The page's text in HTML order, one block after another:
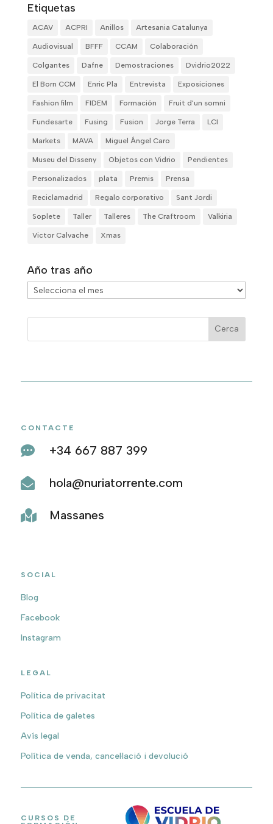
Etiquetas
ACAV ACPRI Anillos Artesania Catalunya
Audiovisual BFFF CCAM Colaboración
Colgantes Dafne Demostraciones Dvidrio2022
El Born CCM Enric Pla Entrevista Exposiciones
Fashion film FIDEM Formación Fruit d'un somni
Fundesarte Fusing Fusion Jorge Terra LCI
Markets MAVA Miguel Ángel Caro
Museu del Disseny Objetos con Vidrio Pendientes
Personalizados plata Premis Prensa
Reciclamadrid Regalo corporativo Sant Jordi
Soplete Taller Talleres The Craftroom Valkiria
Victor Calvache Xmas
Año tras año
Año
tras
año
CONTACTE
 +34 667 887 399
 hola@nuriatorrente.com
 Massanes
SOCIAL
Blog
Facebook
Instagram
LEGAL
Política de privacitat
Política de galetes
Avís legal
Política de venda, cancel·lació i devolució
CURSOS DE